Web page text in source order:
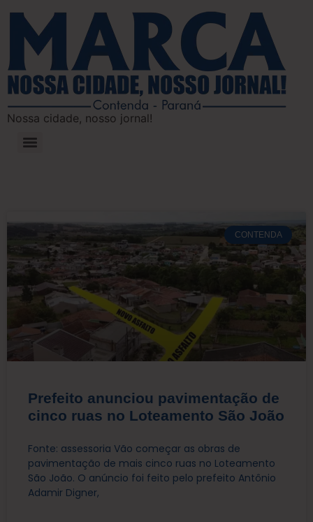
Nossa cidade, nosso jornal!
CONTENDA
Prefeito anunciou pavimentação de
cinco ruas no Loteamento São João
Fonte: assessoria Vão começar as obras de
pavimentação de mais cinco ruas no Loteamento
São João. O anúncio foi feito pelo prefeito Antônio
Adamir Digner,